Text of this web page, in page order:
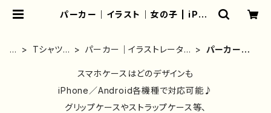
パーカー｜イラスト｜女の子 | iPho
気/後払い/通販｜雑貨屋アリうさ
ホ
Tシャツ・
パーカー｜イラストレータ
ボ｜おしゃれ
パーカー｜
スマホケースはどのデザインも
iPhone／Android各機種で対応可能♪
グリップケースやストラップケース等、